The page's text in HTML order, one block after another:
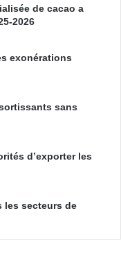
de cacao a
2026
exonérations
sans
d’exporter les
les secteurs de